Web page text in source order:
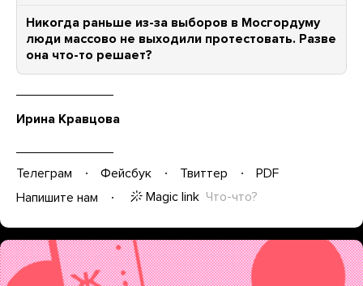
Никогда раньше из-за выборов в Мосгордуму
люди массово не выходили протестовать. Разве
она что-то решает?
Ирина Кравцова
Телеграм Фейсбук Твиттер
PDF
Напишите нам
Magic link Что-что?